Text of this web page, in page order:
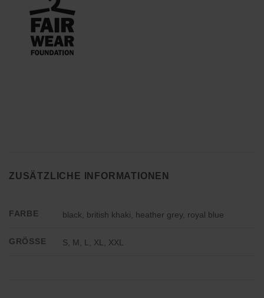
ZUSÄTZLICHE INFORMATIONEN
FARBE black, british khaki, heather grey, royal blue
GRÖSSE S, M, L, XL, XXL